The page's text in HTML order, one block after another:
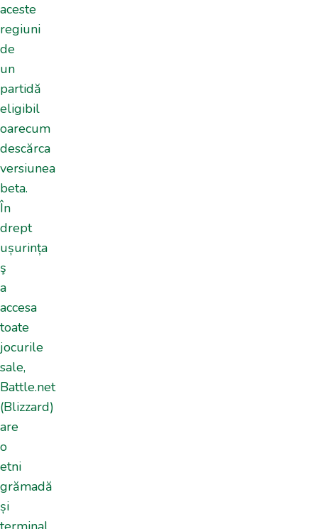
aceste
regiuni
de
un
partidă
eligibil
oarecum
descărca
versiunea
beta.
În
drept
ușurința
ş
a
accesa
toate
jocurile
sale,
Battle.net
(Blizzard)
are
o
etni
grămadă
și